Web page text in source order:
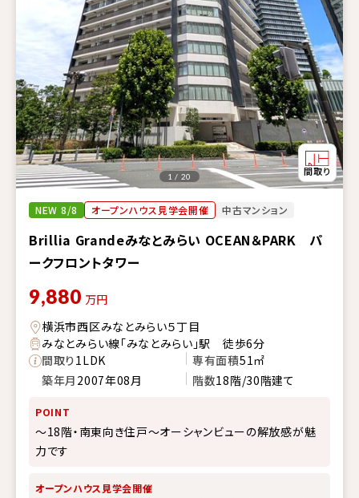
NEW 8/8 オープンハウス見学会開催 中古マンション
Brillia Grandeみなとみらい OCEAN＆PARK パ
ークフロントタワー
1 / 20
9,880 万円
横浜市西区みなとみらい５丁目
みなとみらい線「みなとみらい」駅 徒歩6分
間取り1LDK 専有面積51㎡
築年月 2007年08月 階数18階/30階建て
POINT
～18階・南東向き住戸～オーシャンビューの解放感が魅
力です
オープンハウス見学会開催